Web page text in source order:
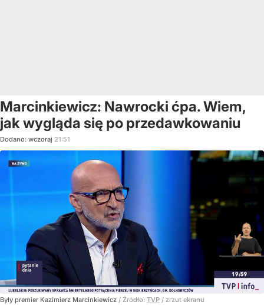
Marcinkiewicz: Nawrocki ćpa. Wiem,
jak wygląda się po przedawkowaniu
Dodano: wczoraj 21:51
Były premier Kazimierz Marcinkiewicz / Źródło: TVP / zrzut ekranu